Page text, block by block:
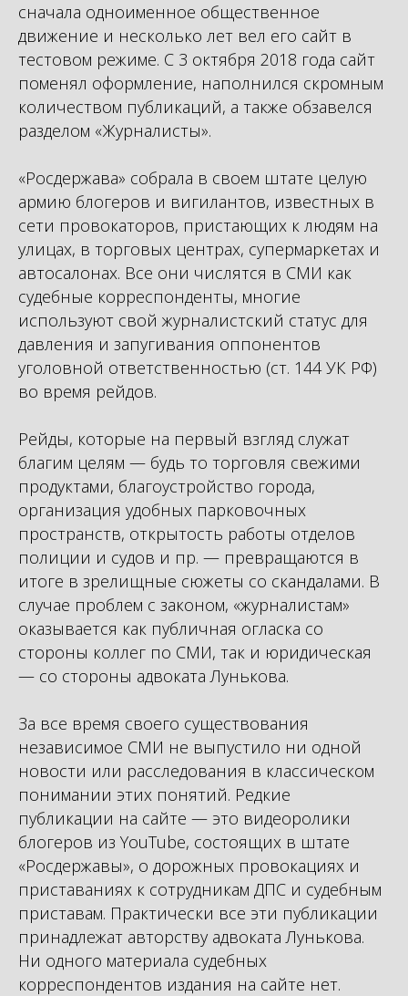
сначала одноименное общественное
движение и несколько лет вел его сайт в
тестовом режиме. С 3 октября 2018 года сайт
поменял оформление, наполнился скромным
количеством публикаций, а также обзавелся
разделом «Журналисты».
«Росдержава» собрала в своем штате целую
армию блогеров и вигилантов, известных в
сети провокаторов, пристающих к людям на
улицах, в торговых центрах, супермаркетах и
автосалонах. Все они числятся в СМИ как
судебные корреспонденты, многие
используют свой журналистский статус для
давления и запугивания оппонентов
уголовной ответственностью (ст. 144 УК РФ)
во время рейдов.
Рейды, которые на первый взгляд служат
благим целям — будь то торговля свежими
продуктами, благоустройство города,
организация удобных парковочных
пространств, открытость работы отделов
полиции и судов и пр. — превращаются в
итоге в зрелищные сюжеты со скандалами. В
случае проблем с законом, «журналистам»
оказывается как публичная огласка со
стороны коллег по СМИ, так и юридическая
— со стороны адвоката Лунькова.
За все время своего существования
независимое СМИ не выпустило ни одной
новости или расследования в классическом
понимании этих понятий. Редкие
публикации на сайте — это видеоролики
блогеров из YouTube, состоящих в штате
«Росдержавы», о дорожных провокациях и
приставаниях к сотрудникам ДПС и судебным
приставам. Практически все эти публикации
принадлежат авторству адвоката Лунькова.
Ни одного материала судебных
корреспондентов издания на сайте нет.